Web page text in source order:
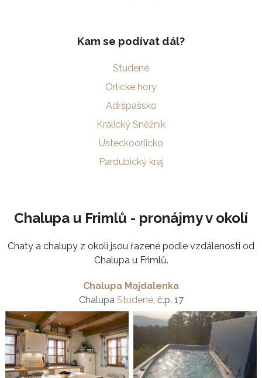
Kam se podívat dál?
Studené
Orlické hory
Adršpašsko
Králický Sněžník
Ústeckoorlicko
Pardubický kraj
Chalupa u Frimlů - pronájmy v okolí
Chaty a chalupy z okolí jsou řazené podle vzdálenosti od
Chalupa u Frimlů.
Chalupa Majdalenka
Chalupa Studené, č.p. 17